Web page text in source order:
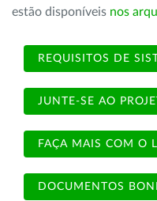
estão disponíveis nos
REQUISITOS DE
JUNTE-SE AO
FAÇA MAIS COM O
DOCUMENTOS